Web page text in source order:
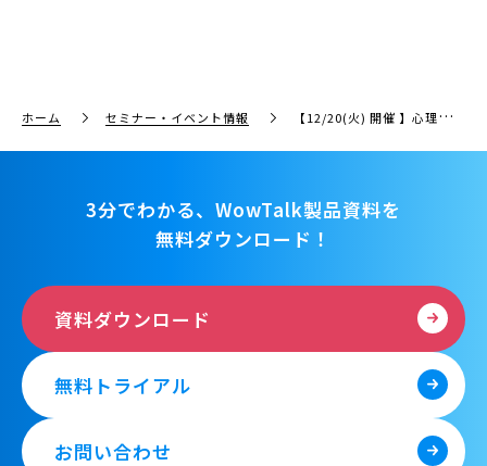
ホーム セミナー・イベント情報 【12/20(火) 開催 】心理的安全性を高める チャットコミュニケーション＆1on1
3分でわかる、WowTalk製品資料を
無料ダウンロード！
資料ダウンロード
無料トライアル
お問い合わせ